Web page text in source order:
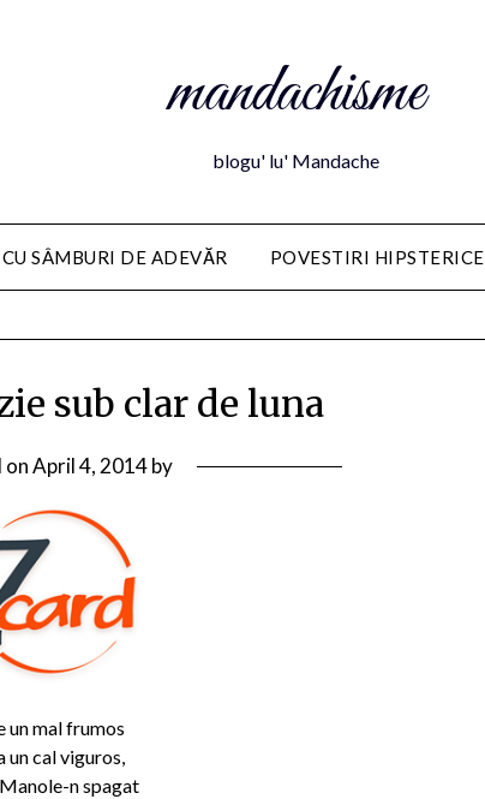
mandachisme
blogu' lu' Mandache
SÂMBURI DE ADEVĂR POVESTIRI HIPSTERICE
sub clar de luna
onApril 4, 2014by
un mal frumos
un cal viguros,
n spagat